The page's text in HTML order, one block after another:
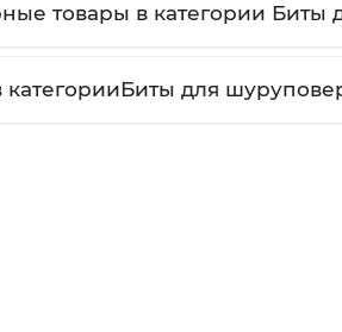
товары в категории Биты
для